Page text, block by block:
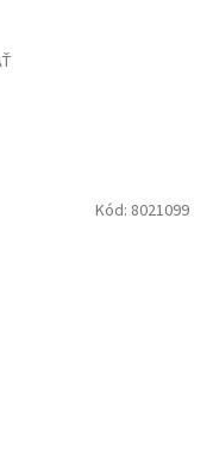
Kód: 8021099